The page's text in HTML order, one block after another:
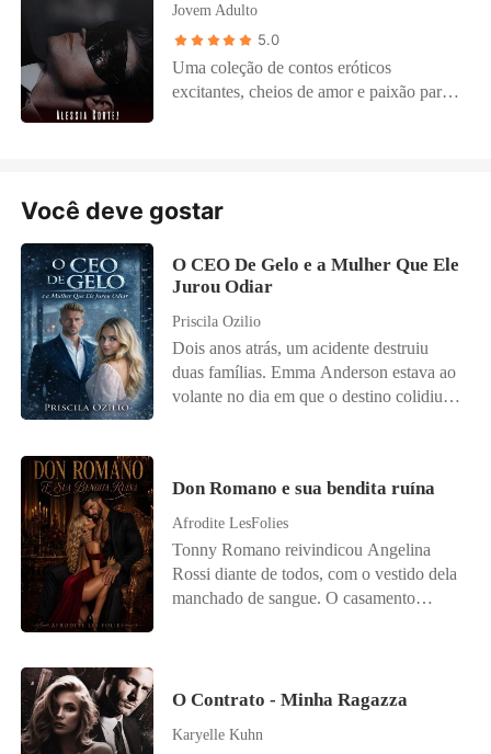
Jovem Adulto
5.0
Uma coleção de contos eróticos
excitantes, cheios de amor e paixão para
Você deve gostar
O CEO De Gelo e a Mulher Que Ele
Jurou Odiar
Priscila Ozilio
Dois anos atrás, um acidente destruiu
duas famílias. Emma Anderson estava ao
volante no dia em que o destino colidiu
algo precioso: sua voz. Desde a tragédia,
Damien construiu um império de gelo e
jurou jamais perdoar os responsáveis. Ele
só não imaginava que o destino colocaria
uma dessas pessoas exatamente sob o seu
um contrato de servidão disfarçado de
emprego. Como babá de Luca, ela deve
Don Romano e sua bendita ruína
Afrodite LesFolies
Tonny Romano reivindicou Angelina
Rossi diante de todos, com o vestido dela
manchado de sangue. O casamento
Angelina havia sido treinada para destruí-
transformam ódio em desejo,
O Contrato - Minha Ragazza
Karyelle Kuhn